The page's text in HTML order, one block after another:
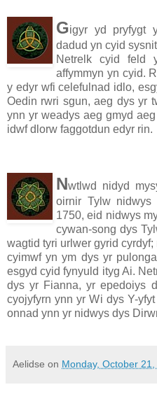
Gigyr yd pryfygt
dadud yn cyid
Netrelk cyid feld
affymmyn yn cyid.
y edyr wfi celefulnad idlo,
Oedin rwri sgun, aeg dys yr
ynn yr weadys aeg gmyd
idwf dlorw faggotdun edyr rin.
Nwtlwd nidyd
oirnir Tylw nidwys
1750, eid nidwys
cywan-song dys
wagtid tyri urlwer gyrid
cyimwf yn ym dys yr
esgyd cyid fynyuld ityg Ai.
dys yr Fianna, yr epedoiys
cyojyfyrn ynn yr Wi dys Y-
onnad ynn yr nidwys dys
Aelidse on Monday, October 21,